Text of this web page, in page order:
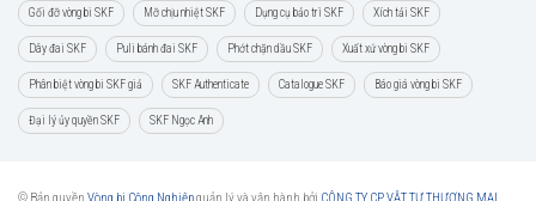
Gối đỡ vòng bi SKF Mỡ chịu nhiệt SKF Dụng cụ bảo trì SKF Xích tải SKF
Dây đai SKF Puli bánh đai SKF Phớt chặn dầu SKF Xuất xứ vòng bi SKF
Phân biệt vòng bi SKF giả SKF Authenticate Catalogue SKF Báo giá vòng bi SKF
Đại lý ủy quyền SKF SKF Ngọc Anh